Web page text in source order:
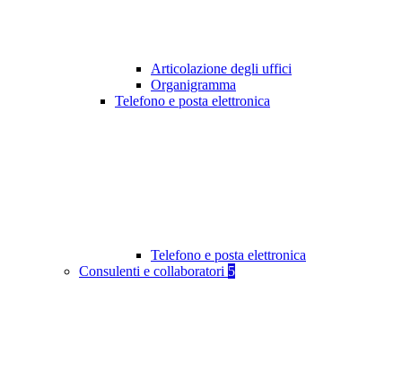
Articolazione degli uffici
Organigramma
Telefono e posta elettronica
Telefono e posta elettronica
Consulenti e collaboratori 5